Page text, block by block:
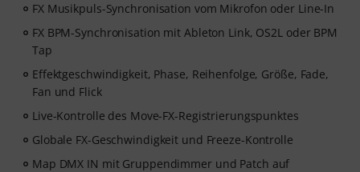
FX Musikpuls-Synchronisation vom Mikrofon oder Line-In
FX BPM-Synchronisation mit Ableton Link, OS2L oder BPM
Tap
Effektgeschwindigkeit, Phase, Reihenfolge, Größe, Fade,
Fan und Flick
Live-Kontrolle des Move-FX-Registrierungspunktes
Globale FX-Geschwindigkeit und Freeze-Kontrolle
Map DMX IN mit Gruppendimmer und Patch auf